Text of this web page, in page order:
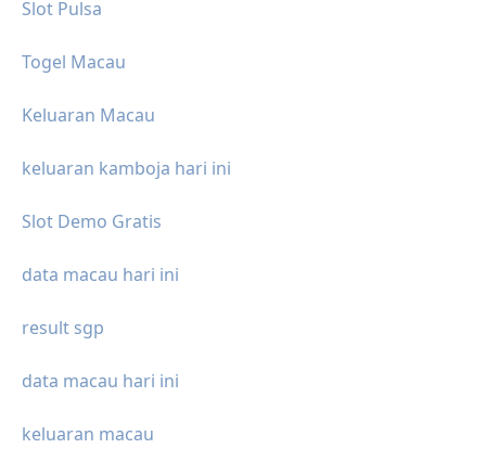
Slot Pulsa
Togel Macau
Keluaran Macau
keluaran kamboja hari ini
Slot Demo Gratis
data macau hari ini
result sgp
data macau hari ini
keluaran macau